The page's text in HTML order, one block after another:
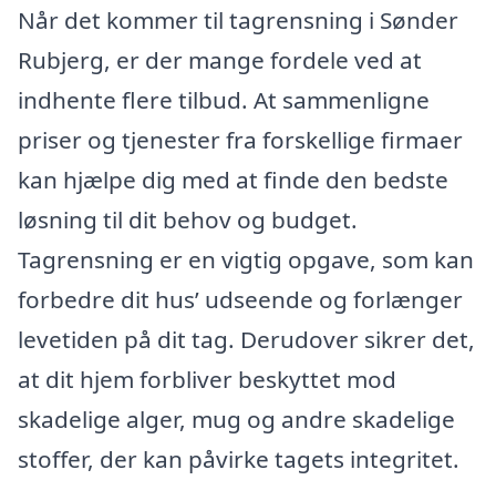
Når det kommer til tagrensning i Sønder
Rubjerg, er der mange fordele ved at
indhente flere tilbud. At sammenligne
priser og tjenester fra forskellige firmaer
kan hjælpe dig med at finde den bedste
løsning til dit behov og budget.
Tagrensning er en vigtig opgave, som kan
forbedre dit hus’ udseende og forlænger
levetiden på dit tag. Derudover sikrer det,
at dit hjem forbliver beskyttet mod
skadelige alger, mug og andre skadelige
stoffer, der kan påvirke tagets integritet.